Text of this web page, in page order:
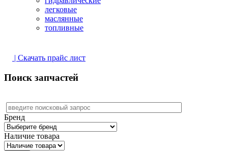
легковые
маслянные
топливные
| Скачать прайс лист
Поиск запчастей
Бренд
Наличие товара